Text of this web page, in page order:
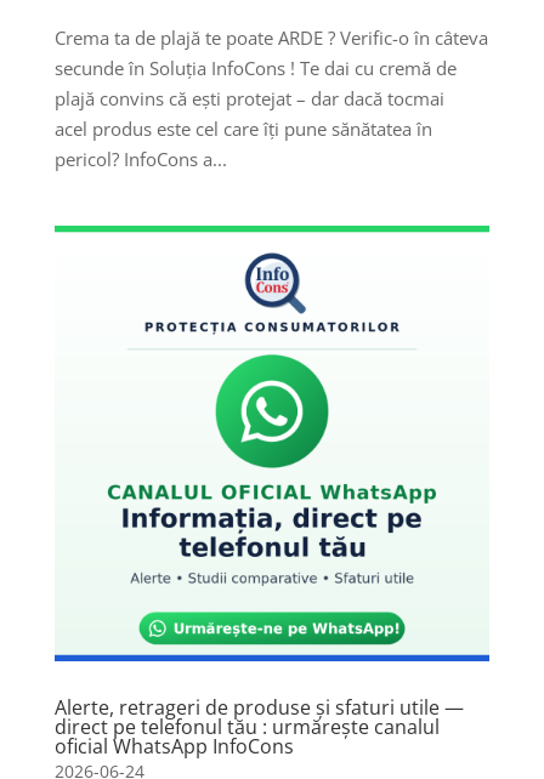
Crema ta de plajă te poate ARDE ? Verific-o în câteva
secunde în Soluția InfoCons ! Te dai cu cremă de
plajă convins că ești protejat – dar dacă tocmai
acel produs este cel care îți pune sănătatea în
pericol? InfoCons a...
Alerte, retrageri de produse și sfaturi utile —
direct pe telefonul tău : urmărește canalul
oficial WhatsApp InfoCons
2026-06-24